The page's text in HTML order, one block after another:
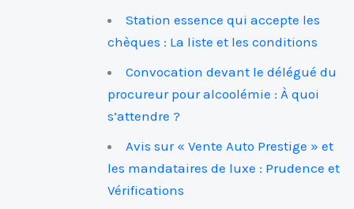
Station essence qui accepte les
chèques : La liste et les conditions
Convocation devant le délégué du
procureur pour alcoolémie : À quoi
s’attendre ?
Avis sur « Vente Auto Prestige » et
les mandataires de luxe : Prudence et
Vérifications